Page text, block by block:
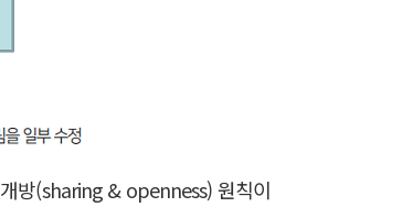
방(sharing & openness) 원칙이